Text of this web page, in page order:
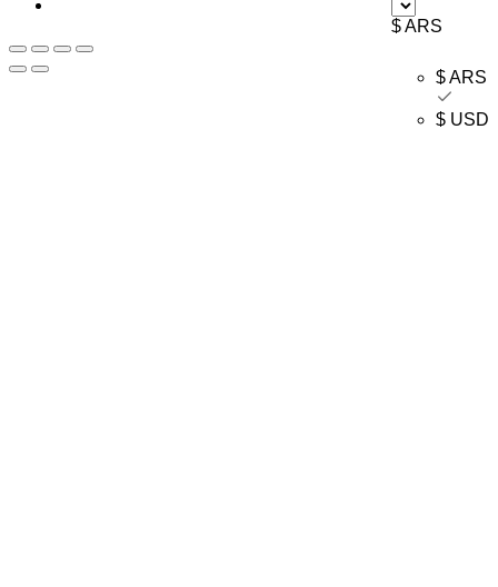
$ ARS
$ ARS
$ USD